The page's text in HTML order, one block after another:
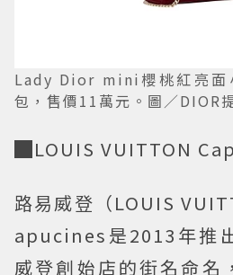
Lady Dior mini櫻桃紅亮面
包，售價11萬元。圖／DIOR
█LOUIS VUITTON
路易威登（LOUIS
apucines是2013年推
威登創始店的街名命名